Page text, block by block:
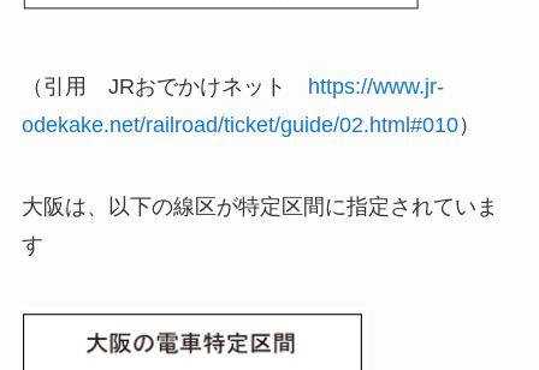
（引用 JRおでかけネット
https://www.jr-
odekake.net/railroad/ticket/guide/02.html#010）
大阪は、以下の線区が特定区間に指定されていま
す